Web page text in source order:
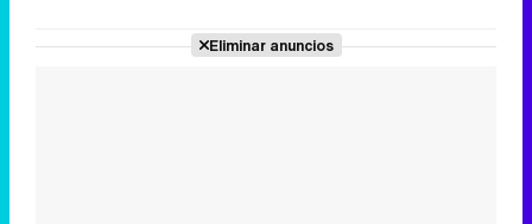
Eliminar anuncios